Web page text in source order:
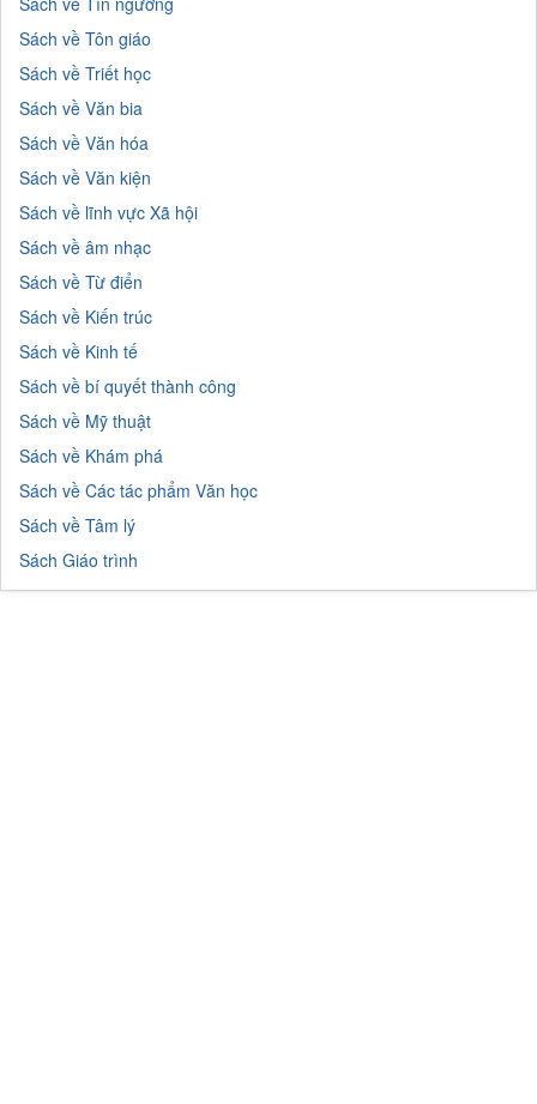
Sách về Tôn giáo
Sách về Triết học
Sách về Văn bia
Sách về Văn hóa
Sách về Văn kiện
Sách về lĩnh vực Xã hội
Sách về âm nhạc
Sách về Từ điển
Sách về Kiến trúc
Sách về Kinh tế
Sách về bí quyết thành công
Sách về Mỹ thuật
Sách về Khám phá
Sách về Các tác phẩm Văn học
Sách về Tâm lý
Sách Giáo trình